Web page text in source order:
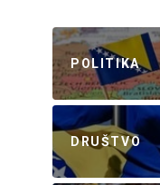
POLITIKA
DRUŠTVO